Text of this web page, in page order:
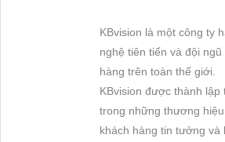
KBvision là một công ty
nghệ tiên tiến và đội
hàng trên toàn thế giới.
KBvision được thành
trong những thương
khách hàng tin tưởng và